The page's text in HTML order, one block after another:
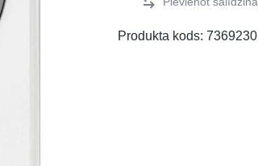
Produkta kods:7369230